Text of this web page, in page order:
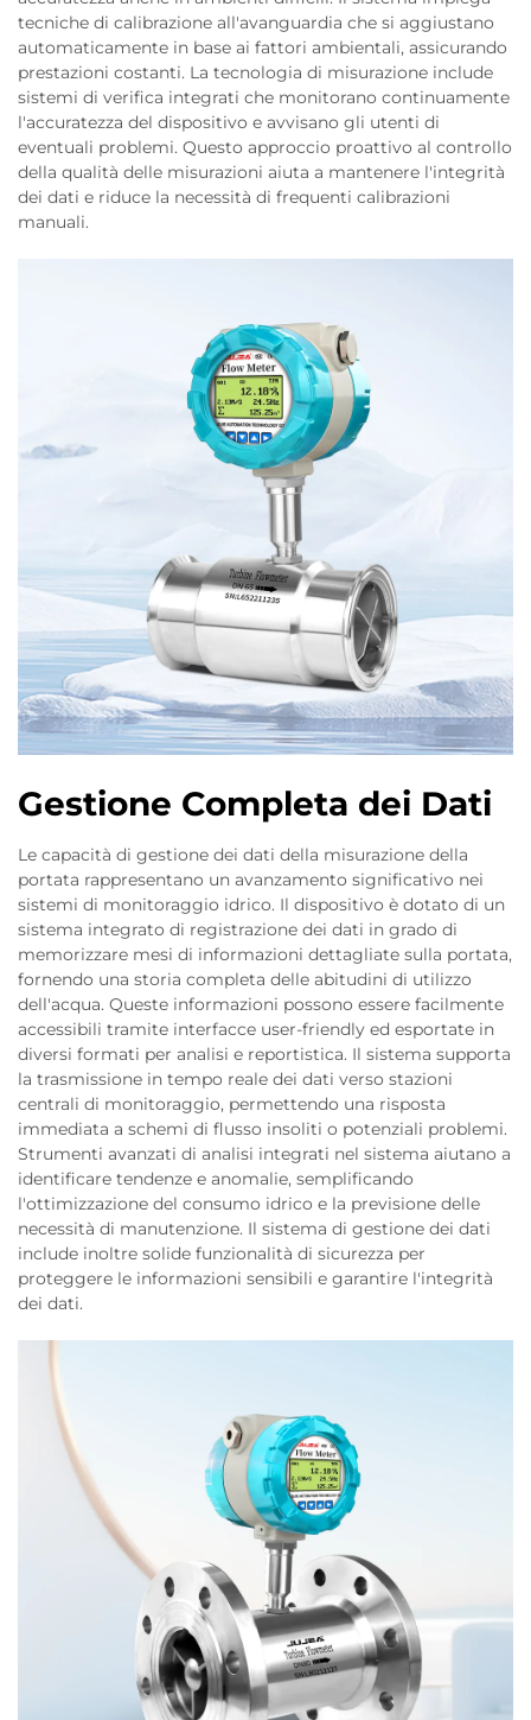
tecniche di calibrazione all'avanguardia che si aggiustano
automaticamente in base ai fattori ambientali, assicurando
prestazioni costanti. La tecnologia di misurazione include
sistemi di verifica integrati che monitorano continuamente
l'accuratezza del dispositivo e avvisano gli utenti di
eventuali problemi. Questo approccio proattivo al controllo
della qualità delle misurazioni aiuta a mantenere l'integrità
dei dati e riduce la necessità di frequenti calibrazioni
manuali.
Gestione Completa dei Dati
Le capacità di gestione dei dati della misurazione della
portata rappresentano un avanzamento significativo nei
sistemi di monitoraggio idrico. Il dispositivo è dotato di un
sistema integrato di registrazione dei dati in grado di
memorizzare mesi di informazioni dettagliate sulla portata,
fornendo una storia completa delle abitudini di utilizzo
dell'acqua. Queste informazioni possono essere facilmente
accessibili tramite interfacce user-friendly ed esportate in
diversi formati per analisi e reportistica. Il sistema supporta
la trasmissione in tempo reale dei dati verso stazioni
centrali di monitoraggio, permettendo una risposta
immediata a schemi di flusso insoliti o potenziali problemi.
Strumenti avanzati di analisi integrati nel sistema aiutano a
identificare tendenze e anomalie, semplificando
l'ottimizzazione del consumo idrico e la previsione delle
necessità di manutenzione. Il sistema di gestione dei dati
include inoltre solide funzionalità di sicurezza per
proteggere le informazioni sensibili e garantire l'integrità
dei dati.